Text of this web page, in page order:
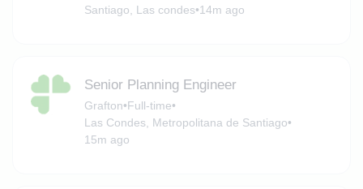
Santiago, Las condes•14m ago
Senior Planning Engineer
Grafton•Full-time•
Las Condes, Metropolitana de Santiago•
15m ago